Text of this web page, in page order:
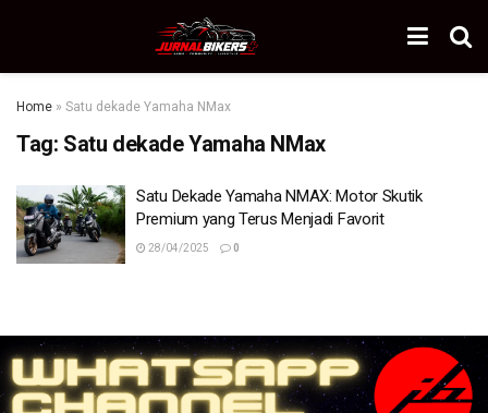
Home » Satu dekade Yamaha NMax
Tag: Satu dekade Yamaha NMax
Satu Dekade Yamaha NMAX: Motor Skutik
Premium yang Terus Menjadi Favorit
28/04/2025 0